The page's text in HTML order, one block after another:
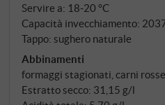
Servire a: 18‑20 °C
Capacità invecchiamento:
Tappo: sughero naturale
Abbinamenti
formaggi stagionati, carni
Estratto secco: 31,15 g/l